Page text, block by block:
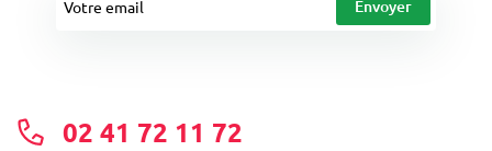
02 41 72 11 72